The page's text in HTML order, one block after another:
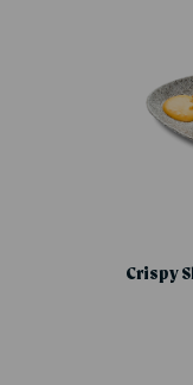
Crispy